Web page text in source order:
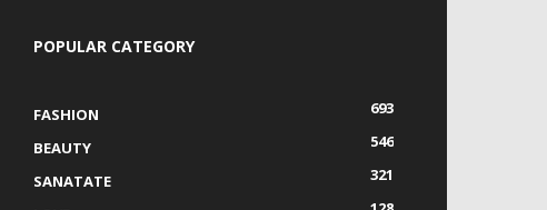
POPULAR CATEGORY
FASHION
693
BEAUTY
546
SANATATE
321